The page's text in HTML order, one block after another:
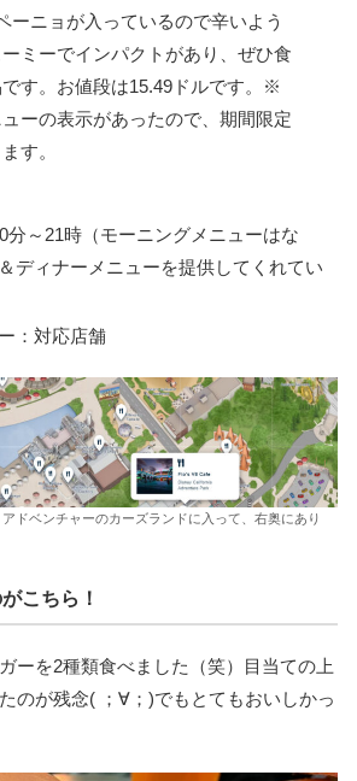
ーニョが入っているので辛いよう
ミーでインパクトがあり、ぜひ食
す。お値段は15.49ドルです。※
ーの表示があったので、期間限定
す。
分～21時（モーニングメニューはな
ディナーメニューを提供してくれてい
：対応店舗
ドベンチャーのカーズランドに入って、右奥にあり
こちら！
ーを2種類食べました（笑）目当ての上
のが残念( ；∀；)でもとてもおいしかっ